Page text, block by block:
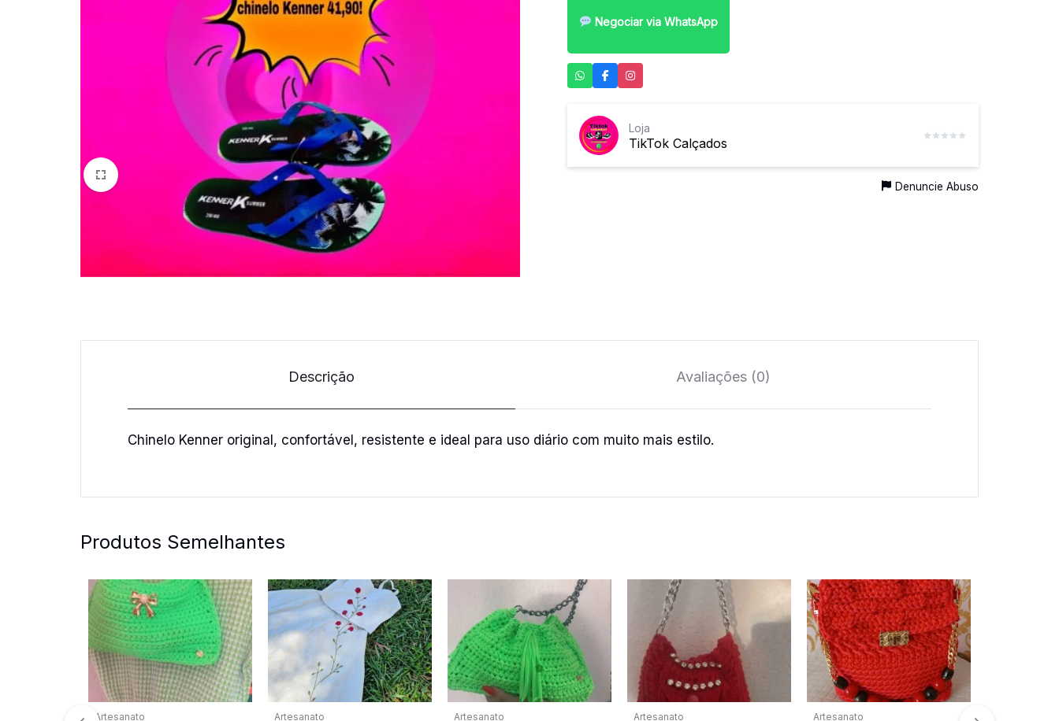
Negociar via WhatsApp
TikTok Calçados
Loja
Denuncie Abuso
Descrição Avaliações (0)
Chinelo Kenner original, confortável, resistente e ideal para uso diário com muito mais estilo.
Produtos Semelhantes
Artesanato Artesanato Artesanato Artesanato Artesanato